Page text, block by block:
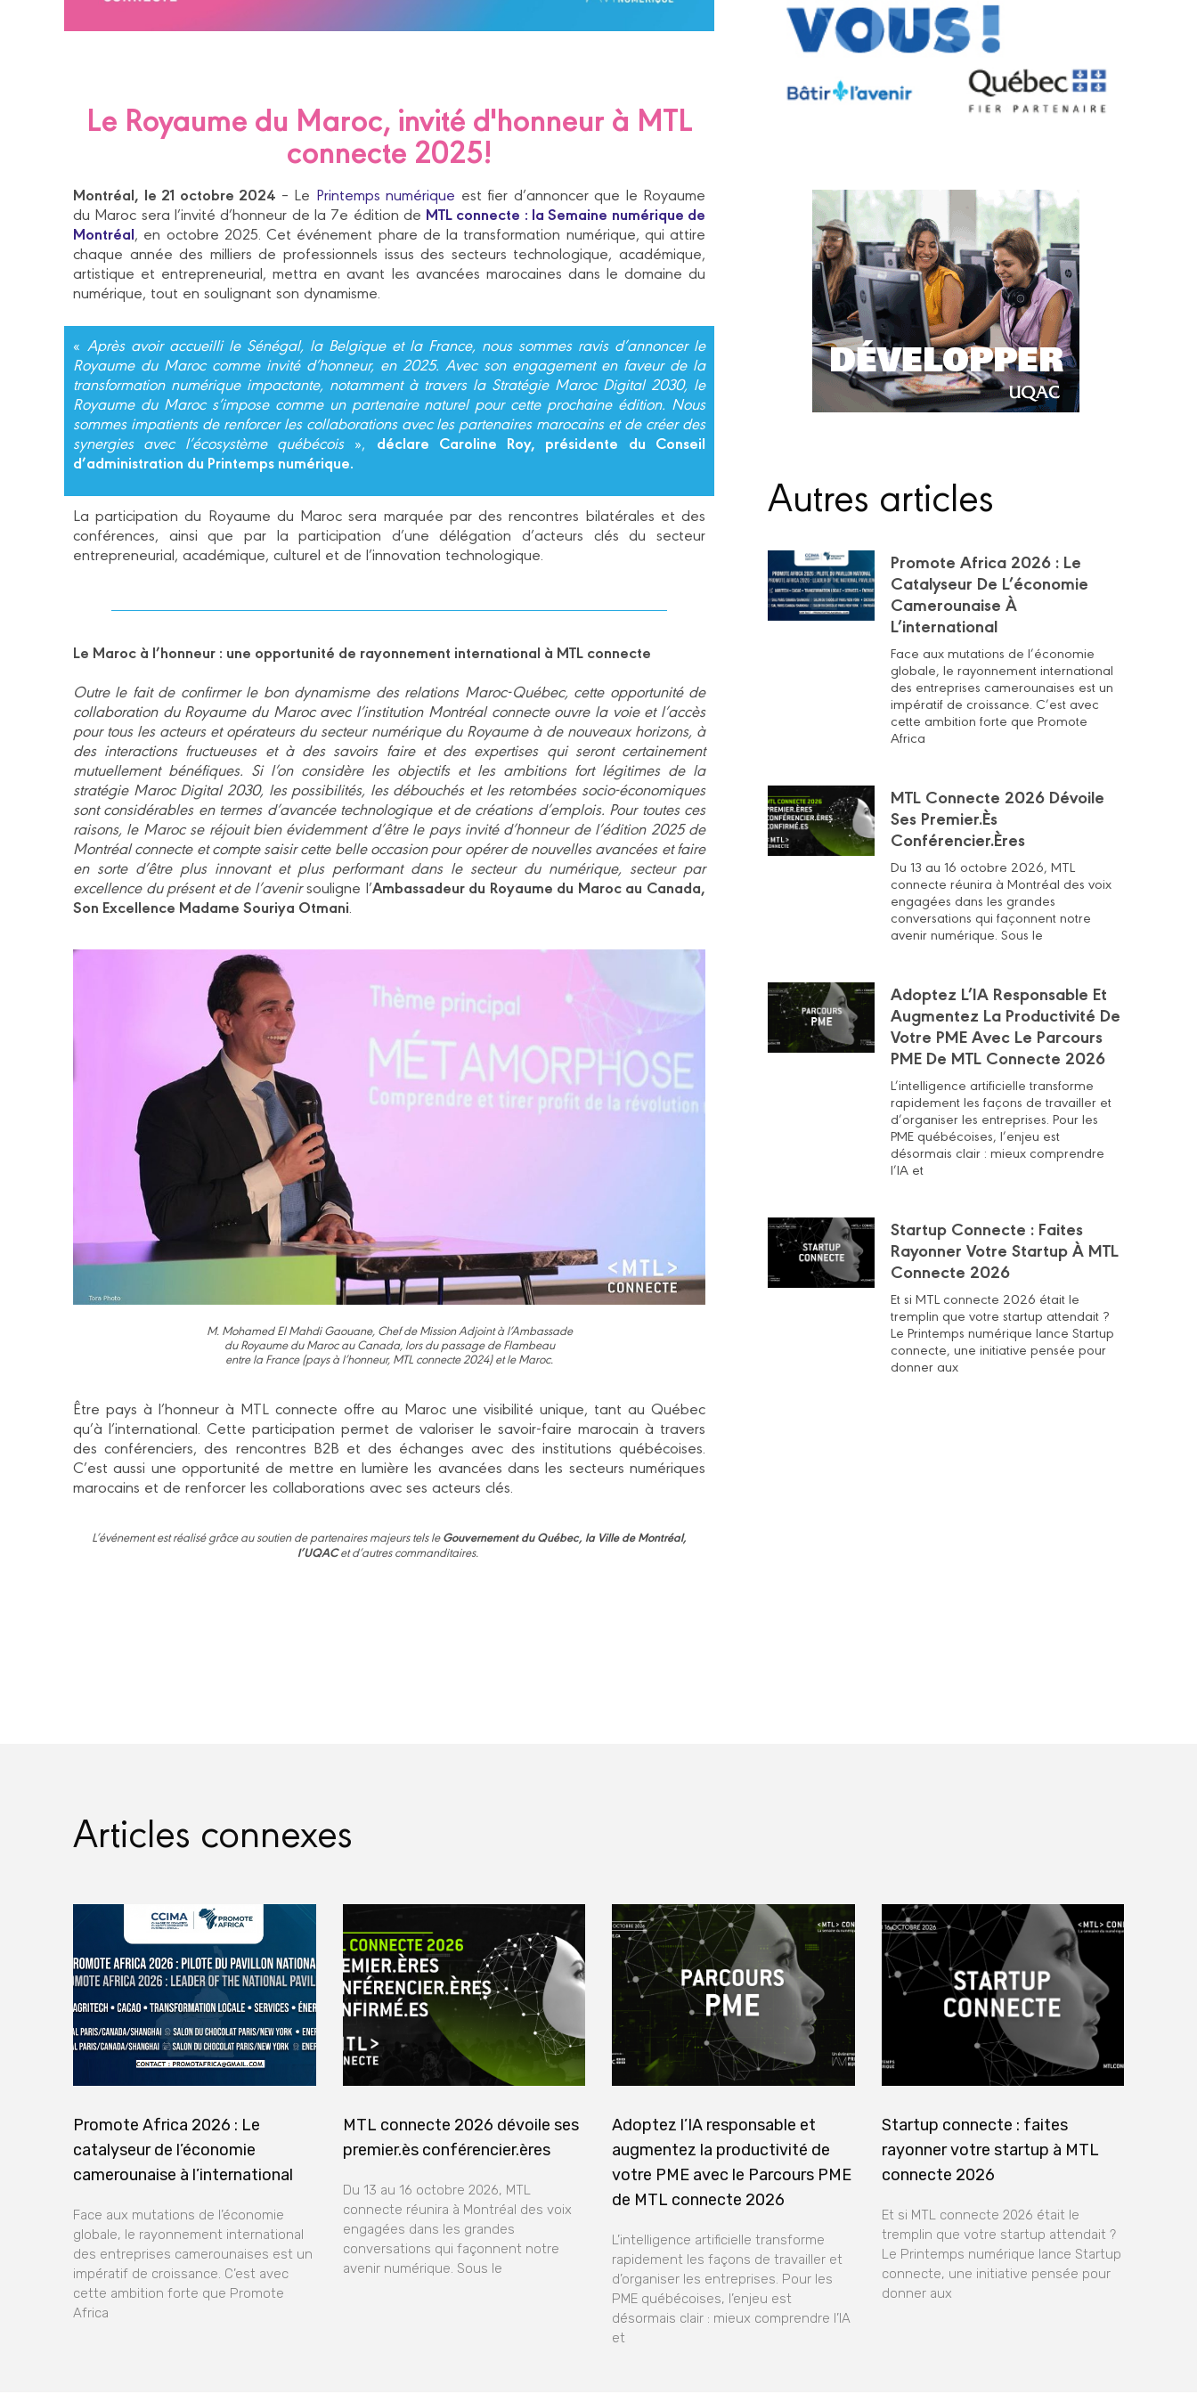
Le Royaume du Maroc, invité d'honneur à MTL
connecte 2025!
Montréal, le 21 octobre 2024 – Le Printemps numérique est fier d’annoncer que le Royaume
du Maroc sera l’invité d’honneur de la 7e édition de MTL connecte : la Semaine numérique de
Montréal, en octobre 2025. Cet événement phare de la transformation numérique, qui attire
chaque année des milliers de professionnels issus des secteurs technologique, académique,
artistique et entrepreneurial, mettra en avant les avancées marocaines dans le domaine du
numérique, tout en soulignant son dynamisme.
« Après avoir accueilli le Sénégal, la Belgique et la France, nous sommes ravis d’annoncer le
Royaume du Maroc comme invité d’honneur, en 2025. Avec son engagement en faveur de la
transformation numérique impactante, notamment à travers la Stratégie Maroc Digital 2030, le
Royaume du Maroc s’impose comme un partenaire naturel pour cette prochaine édition. Nous
sommes impatients de renforcer les collaborations avec les partenaires marocains et de créer des
synergies avec l’écosystème québécois», déclare Caroline Roy, présidente du Conseil
d’administration du Printemps numérique.
La participation du Royaume du Maroc sera marquée par des rencontres bilatérales et des
conférences, ainsi que par la participation d’une délégation d’acteurs clés du secteur
entrepreneurial, académique, culturel et de l’innovation technologique.
Le Maroc à l’honneur : une opportunité de rayonnement international à MTL connecte
Outre le fait de confirmer le bon dynamisme des relations Maroc-Québec, cette opportunité de
collaboration du Royaume du Maroc avec l’institution Montréal connecte ouvre la voie et l’accès
pour tous les acteurs et opérateurs du secteur numérique du Royaume à de nouveaux horizons, à
des interactions fructueuses et à des savoirs faire et des expertises qui seront certainement
mutuellement bénéfiques. Si l’on considère les objectifs et les ambitions fort légitimes de la
stratégie Maroc Digital 2030, les possibilités, les débouchés et les retombées socio-économiques
sont considérables en termes d’avancée technologique et de créations d’emplois. Pour toutes ces
raisons, le Maroc se réjouit bien évidemment d’être le pays invité d’honneur de l’édition 2025 de
Montréal connecte et compte saisir cette belle occasion pour opérer de nouvelles avancées et faire
en sorte d’être plus innovant et plus performant dans le secteur du numérique, secteur par
excellence du présent et de l’avenirsouligne l’Ambassadeur du Royaume du Maroc au Canada,
Son Excellence Madame Souriya Otmani
M. Mohamed El Mahdi Gaouane, Chef de Mission Adjoint à l’Ambassade
du Royaume du Maroc au Canada, lors du passage de Flambeau
entre la France (pays à l’honneur, MTL connecte 2024) et le Maroc.
Être pays à l’honneur à MTL connecte offre au Maroc une visibilité unique, tant au Québec
qu’à l’international. Cette participation permet de valoriser le savoir-faire marocain à travers
des conférenciers, des rencontres B2B et des échanges avec des institutions québécoises.
C’est aussi une opportunité de mettre en lumière les avancées dans les secteurs numériques
marocains et de renforcer les collaborations avec ses acteurs clés.
L’événement est réalisé grâce au soutien de partenaires majeurs tels leGouvernement du Québec, la Ville de Montréal,
l’UQACet d’autres commanditaires.
Autres articles
Promote Africa 2026 : Le
Catalyseur De L’économie
Camerounaise À
L’international
Face aux mutations de l’économie
globale, le rayonnement international
des entreprises camerounaises est un
impératif de croissance. C’est avec
cette ambition forte que Promote
Africa
MTL Connecte 2026 Dévoile
Ses Premier.ès
Conférencier.ères
Du 13 au 16 octobre 2026, MTL
connecte réunira à Montréal des voix
engagées dans les grandes
conversations qui façonnent notre
avenir numérique. Sous le
Adoptez L’IA Responsable Et
Augmentez La Productivité De
Votre PME Avec Le Parcours
PME De MTL Connecte 2026
L’intelligence artificielle transforme
rapidement les façons de travailler et
d’organiser les entreprises. Pour les
PME québécoises, l’enjeu est
désormais clair : mieux comprendre
l’IA et
Startup Connecte : Faites
Rayonner Votre Startup À MTL
Connecte 2026
Et si MTL connecte 2026 était le
tremplin que votre startup attendait ?
Le Printemps numérique lance Startup
connecte, une initiative pensée pour
donner aux
Articles connexes
Promote Africa 2026 : Le
catalyseur de l’économie
camerounaise à l’international
Face aux mutations de l’économie
globale, le rayonnement international
des entreprises camerounaises est un
impératif de croissance. C’est avec
cette ambition forte que Promote
Africa
MTL connecte 2026 dévoile ses
premier.ès conférencier.ères
Du 13 au 16 octobre 2026, MTL
connecte réunira à Montréal des voix
engagées dans les grandes
conversations qui façonnent notre
avenir numérique. Sous le
Adoptez l’IA responsable et
augmentez la productivité de
votre PME avec le Parcours PME
de MTL connecte 2026
L’intelligence artificielle transforme
rapidement les façons de travailler et
d’organiser les entreprises. Pour les
PME québécoises, l’enjeu est
désormais clair : mieux comprendre l’IA
et
Startup connecte : faites
rayonner votre startup à MTL
connecte 2026
Et si MTL connecte 2026 était le
tremplin que votre startup attendait ?
Le Printemps numérique lance Startup
connecte, une initiative pensée pour
donner aux